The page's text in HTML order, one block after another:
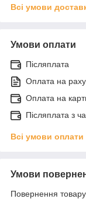
Всі умови
Умови оплати
Післяплата
Оплата на
Оплата на
Післяплата з
Всі умови оплати
Умови
Повернення